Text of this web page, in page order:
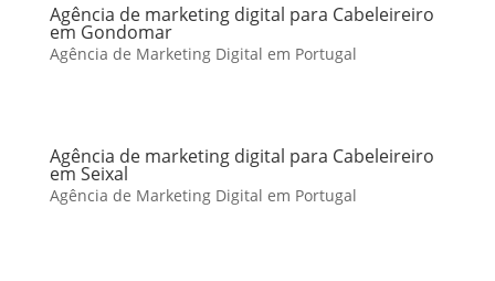
Agência de marketing digital para Cabeleireiro
em Gondomar
Agência de Marketing Digital em Portugal
Agência de marketing digital para Cabeleireiro
em Seixal
Agência de Marketing Digital em Portugal